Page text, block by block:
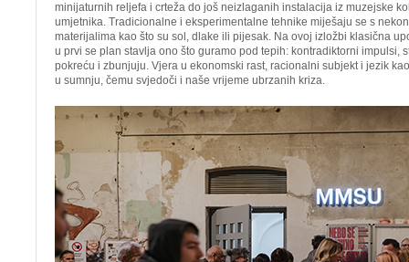
minijaturnih reljefa i crteža do još neizlaganih instalacija iz muzejske
umjetnika. Tradicionalne i eksperimentalne tehnike miješaju se s
materijalima kao što su sol, dlake ili pijesak. Na ovoj izložbi klasična
u prvi se plan stavlja ono što guramo pod tepih: kontradiktorni impulsi,
pokreću i zbunjuju. Vjera u ekonomski rast, racionalni subjekt i jezik
u sumnju, čemu svjedoči i naše vrijeme ubrzanih kriza.